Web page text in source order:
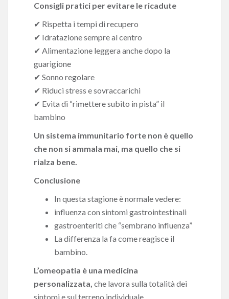
Consigli pratici per evitare le ricadute
✔ Rispetta i tempi di recupero
✔ Idratazione sempre al centro
✔ Alimentazione leggera anche dopo la
guarigione
✔ Sonno regolare
✔ Riduci stress e sovraccarichi
✔ Evita di “rimettere subito in pista” il
bambino
Un sistema immunitario forte non è quello
che non si ammala mai, ma quello che si
rialza bene.
Conclusione
In questa stagione è normale vedere:
influenza con sintomi gastrointestinali
gastroenteriti che “sembrano influenza”
La differenza la fa come reagisce il
bambino.
L’omeopatia è una medicina
personalizzata, che lavora sulla totalità dei
sintomi e sul terreno individuale.